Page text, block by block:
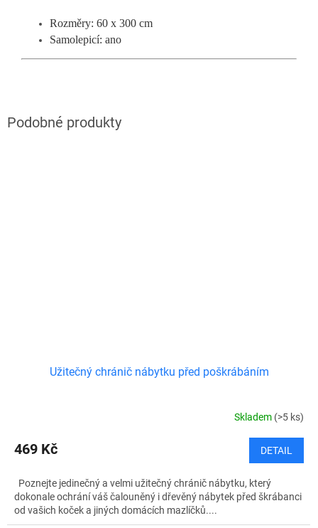
Rozměry: 60 x 300 cm
Samolepicí: ano
Užitečný chránič nábytku před poškrábáním
Skladem (>5 ks)
469 Kč DETAIL
Poznejte jedinečný a velmi užitečný chránič nábytku, který
dokonale ochrání váš čalouněný i dřevěný nábytek před škrábanci
od vašich koček a jiných domácích mazlíčků....